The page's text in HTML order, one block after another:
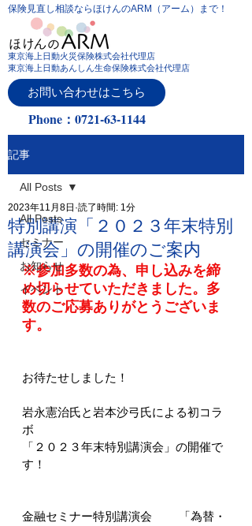
保険見直し相談ならほけんのARM（アーム）まで！
東京海上日動火災保険株式会社代理店
東京海上日動あんしん生命保険株式会社代理店
お問い合わせはこちら
Phone：0721-63-1144
記事
All Posts
セミナー
お知らせ
イベント
All Posts
特別講演「２０２３年末特別
講演会」の開催のご案内
2023年11月8日 読了時間: 1分
※参加多数の為、申し込みを締
め切らせていただきました。多
数のご応募ありがとうございま
す。
お待たせしました！
岩永憲治氏と岩本沙弓氏による初コラ
ボ
「２０２３年末特別講演会」の開催で
す！
金融セミナー特別講演会　　 「為替・